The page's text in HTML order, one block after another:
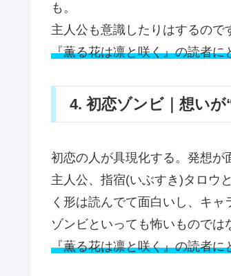
も。
主人公も意識したりはするので
『薫る花は凛と咲く』の読者
4. 初恋ゾンビ｜想い
初恋の人が具現化する。発想が
主人公、指宿(いぶすき)タロウ
く形は読んでて面白いし、キャ
ゾンビといっても怖いものでは
『薫る花は凛と咲く』の読者